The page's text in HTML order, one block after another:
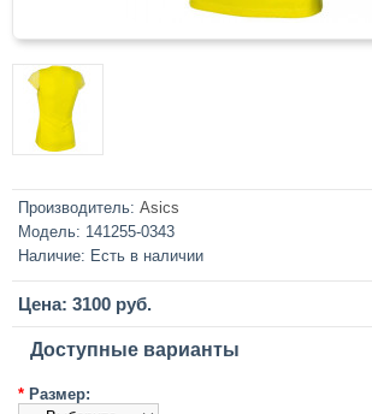
Производитель: Asics
Модель: 141255-0343
Наличие: Есть в наличии
Цена: 3100 руб.
Доступные варианты
* Размер: